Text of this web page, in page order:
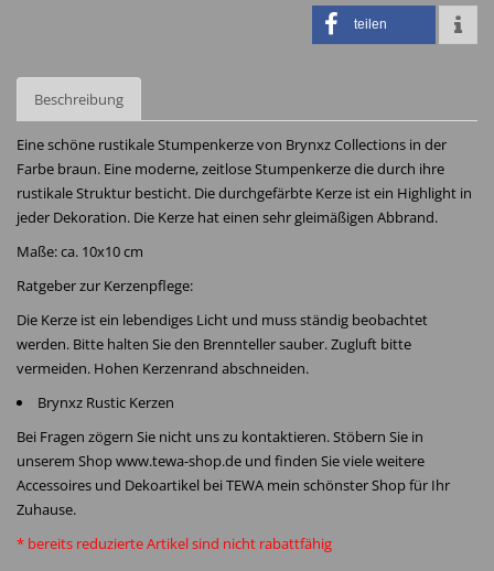
teilen
Beschreibung
Eine schöne rustikale Stumpenkerze von Brynxz Collections in der
Farbe braun. Eine moderne, zeitlose Stumpenkerze die durch ihre
rustikale Struktur besticht. Die durchgefärbte Kerze ist ein Highlight in
jeder Dekoration. Die Kerze hat einen sehr gleimäßigen Abbrand.
Maße: ca. 10x10 cm
Ratgeber zur Kerzenpflege:
Die Kerze ist ein lebendiges Licht und muss ständig beobachtet
werden. Bitte halten Sie den Brennteller sauber. Zugluft bitte
vermeiden. Hohen Kerzenrand abschneiden.
Brynxz Rustic Kerzen
Bei Fragen zögern Sie nicht uns zu kontaktieren. Stöbern Sie in
unserem Shop www.tewa-shop.de und finden Sie viele weitere
Accessoires und Dekoartikel bei TEWA mein schönster Shop für Ihr
Zuhause.
* bereits reduzierte Artikel sind nicht rabattfähig